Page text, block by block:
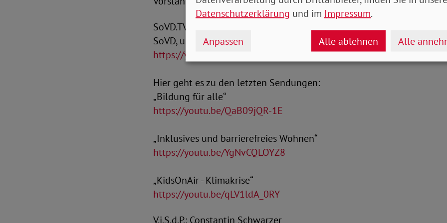
SoVD.TV sehen Sie live im Fernsehprogramm von Alex Berlin, über
SoVD, unsere Facebookseite und den SoVD-YouTube-Kanal unter
https://youtu.be/_imtoNPgb9M
Hier geht es zu den letzten Sendungen:
„Bildung für alle“
https://youtu.be/QaB09jQR-1E
„Inklusives und barrierefreies Wohnen“
https://youtu.be/YgNvCQLOYZ8
„KidsOnAir - Klimakrise“
https://youtu.be/qLV1ldA_0RY
V.i.S.d.P.: Constantin Schwarzer
Datenschutzerklärung und im Impressum.
Anpassen Alle ablehnen Alle